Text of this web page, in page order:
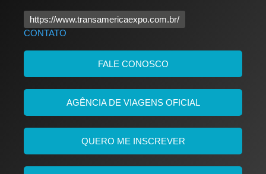
https://www.transamericaexpo.com.br/
CONTATO
FALE CONOSCO
AGÊNCIA DE VIAGENS OFICIAL
QUERO ME INSCREVER